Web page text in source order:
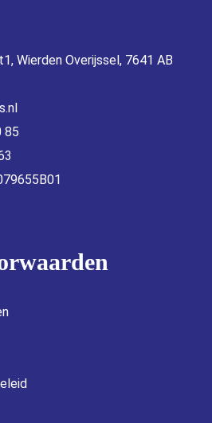
Wierden Overijssel, 7641 AB
85